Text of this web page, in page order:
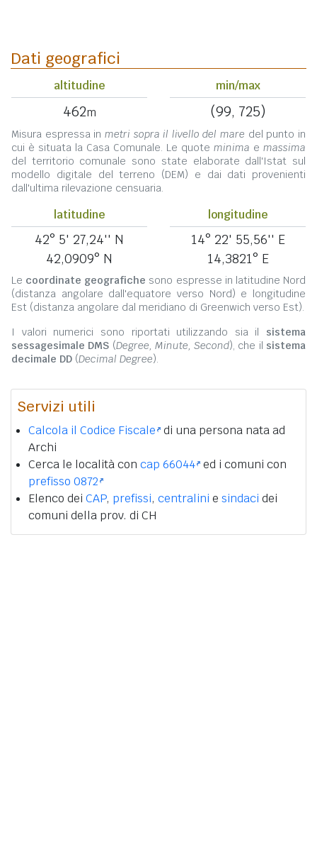
Dati geografici
altitudine
462m
min/max
(99, 725)
Misura espressa in metri sopra il livello del mare del punto in
cui è situata la Casa Comunale. Le quote minima e massima
del territorio comunale sono state elaborate dall'Istat sul
modello digitale del terreno (DEM) e dai dati provenienti
dall'ultima rilevazione censuaria.
latitudine
42° 5' 27,24'' N
42,0909° N
longitudine
14° 22' 55,56'' E
14,3821° E
Le coordinate geografiche sono espresse in latitudine Nord
(distanza angolare dall'equatore verso Nord) e longitudine
Est (distanza angolare dal meridiano di Greenwich verso Est).
I valori numerici sono riportati utilizzando sia il sistema
sessagesimale DMS (Degree, Minute, Second), che il sistema
decimale DD (Decimal Degree).
Servizi utili
Calcola il Codice Fiscale di una persona nata ad
Archi
Cerca le località con cap 66044 ed i comuni con
prefisso 0872
Elenco dei CAP, prefissi, centralini e sindaci dei
comuni della prov. di CH